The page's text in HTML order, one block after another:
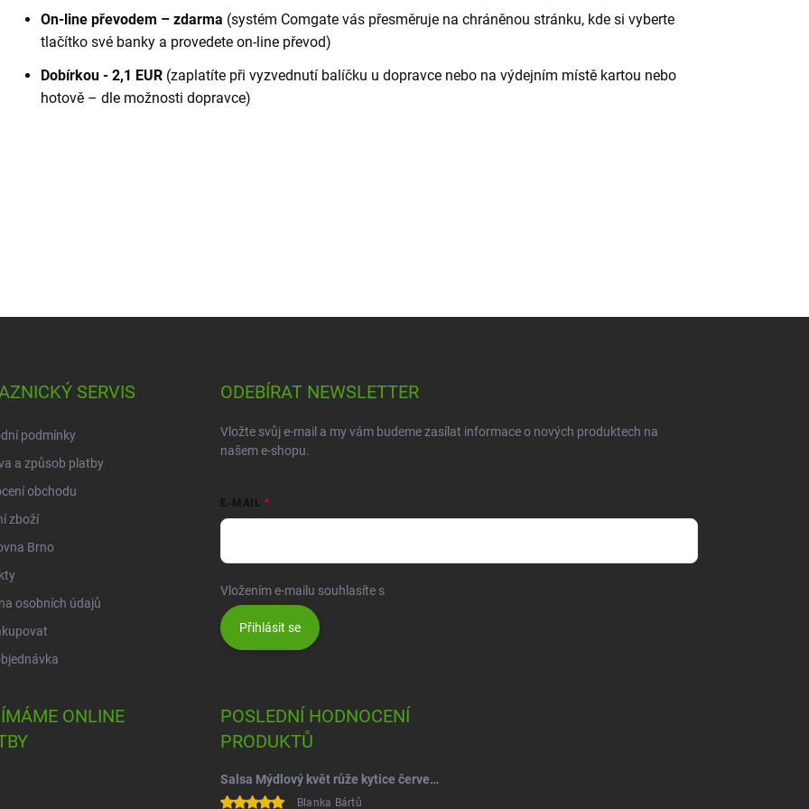
On-line převodem – zdarma (systém Comgate vás přesměruje na chráněnou stránku, kde si vyberte
tlačítko své banky a provedete on-line převod)
Dobírkou - 2,1 EUR (zaplatíte při vyzvednutí balíčku u dopravce nebo na výdejním místě kartou nebo
hotově – dle možnosti dopravce)
SERVIS
podmínky
a způsob platby
obchodu
zboží
Brno
osobních údajů
ODEBÍRAT NEWSLETTER
Vložte svůj e-mail a my vám budeme zasílat informace o nových produktech na
našem e-shopu.
E-MAIL
Vložením e-mailu souhlasíte s
Přihlásit se
ONLINE
POSLEDNÍ HODNOCENÍ
PRODUKTŮ
Salsa Mýdlový květ růže kytice červená-vínová
Blanka Bártů